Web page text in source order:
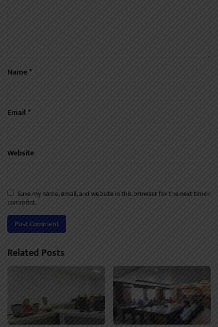
Name*
Email*
Website
Save my name, email, and website in this browser for the next time I
comment.
Related Posts